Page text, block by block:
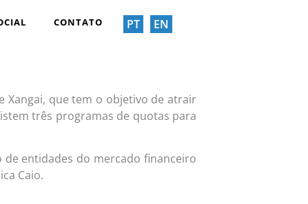
CONTATO PT EN
Xangai, que tem o objetivo de atrair
três programas de quotas para
entidades do mercado financeiro
Caio.